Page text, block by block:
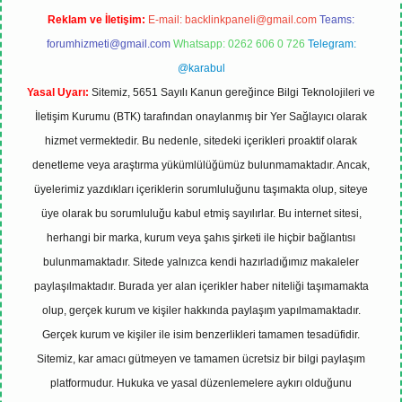
Reklam ve İletişim: E-mail: backlinkpaneli@gmail.com Teams:
forumhizmeti@gmail.com Whatsapp: 0262 606 0 726 Telegram:
@karabul
Yasal Uyarı: Sitemiz, 5651 Sayılı Kanun gereğince Bilgi Teknolojileri ve
İletişim Kurumu (BTK) tarafından onaylanmış bir Yer Sağlayıcı olarak
hizmet vermektedir. Bu nedenle, sitedeki içerikleri proaktif olarak
denetleme veya araştırma yükümlülüğümüz bulunmamaktadır. Ancak,
üyelerimiz yazdıkları içeriklerin sorumluluğunu taşımakta olup, siteye
üye olarak bu sorumluluğu kabul etmiş sayılırlar. Bu internet sitesi,
herhangi bir marka, kurum veya şahıs şirketi ile hiçbir bağlantısı
bulunmamaktadır. Sitede yalnızca kendi hazırladığımız makaleler
paylaşılmaktadır. Burada yer alan içerikler haber niteliği taşımamakta
olup, gerçek kurum ve kişiler hakkında paylaşım yapılmamaktadır.
Gerçek kurum ve kişiler ile isim benzerlikleri tamamen tesadüfidir.
Sitemiz, kar amacı gütmeyen ve tamamen ücretsiz bir bilgi paylaşım
platformudur. Hukuka ve yasal düzenlemelere aykırı olduğunu